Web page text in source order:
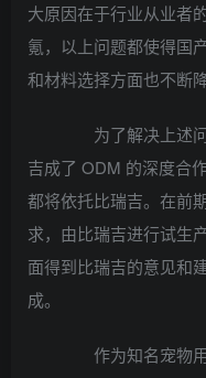
大原因在于行业从业者
氪，以上问题都使得国
和材料选择方面也不断
为了解决上述问
吉成了 ODM 的深度合
都将依托比瑞吉。在前
求，由比瑞吉进行试生
面得到比瑞吉的意见和
成。
作为知名宠物用